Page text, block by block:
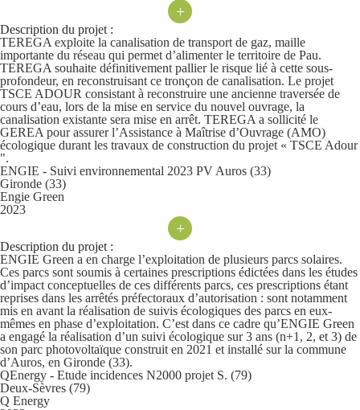
+
Description du projet :
TEREGA exploite la canalisation de transport de gaz, maille
importante du réseau qui permet d’alimenter le territoire de Pau.
TEREGA souhaite définitivement pallier le risque lié à cette sous-
profondeur, en reconstruisant ce tronçon de canalisation. Le projet
TSCE ADOUR consistant à reconstruire une ancienne traversée de
cours d’eau, lors de la mise en service du nouvel ouvrage, la
canalisation existante sera mise en arrêt. TEREGA a sollicité le
GEREA pour assurer l’Assistance à Maîtrise d’Ouvrage (AMO)
écologique durant les travaux de construction du projet « TSCE Adour
".
ENGIE - Suivi environnemental 2023 PV Auros (33)
Gironde (33)
Engie Green
2023
+
Description du projet :
ENGIE Green a en charge l’exploitation de plusieurs parcs solaires.
Ces parcs sont soumis à certaines prescriptions édictées dans les études
d’impact conceptuelles de ces différents parcs, ces prescriptions étant
reprises dans les arrêtés préfectoraux d’autorisation : sont notamment
mis en avant la réalisation de suivis écologiques des parcs en eux-
mêmes en phase d’exploitation. C’est dans ce cadre qu’ENGIE Green
a engagé la réalisation d’un suivi écologique sur 3 ans (n+1, 2, et 3) de
son parc photovoltaïque construit en 2021 et installé sur la commune
d’Auros, en Gironde (33).
QEnergy - Etude incidences N2000 projet S. (79)
Deux-Sèvres (79)
Q Energy